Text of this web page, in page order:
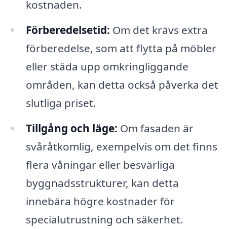
kostnaden.
Förberedelsetid: Om det krävs extra
förberedelse, som att flytta på möbler
eller städa upp omkringliggande
områden, kan detta också påverka det
slutliga priset.
Tillgång och läge: Om fasaden är
svåråtkomlig, exempelvis om det finns
flera våningar eller besvärliga
byggnadsstrukturer, kan detta
innebära högre kostnader för
specialutrustning och säkerhet.